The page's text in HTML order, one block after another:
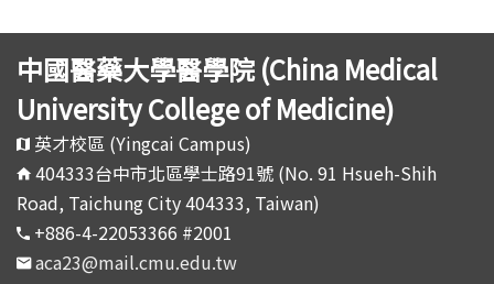
中國醫藥大學醫學院 (China Medical
University College of Medicine)
英才校區 (Yingcai Campus)
404333台中市北區學士路91號 (No. 91 Hsueh-Shih
Road, Taichung City 404333, Taiwan)
+886-4-22053366 #2001
aca23@mail.cmu.edu.tw